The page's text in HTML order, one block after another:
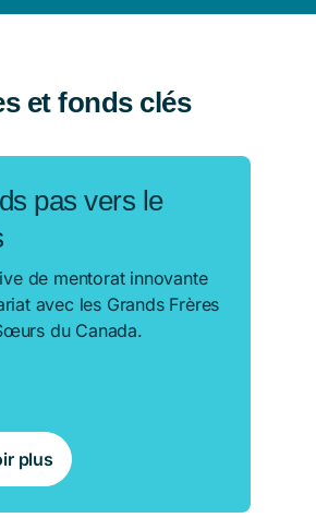
et fonds clés
pas vers le
de mentorat innovante
avec les Grands Frères
du Canada.
plus